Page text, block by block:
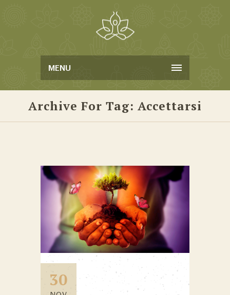
MENU
Archive For Tag: Accettarsi
30